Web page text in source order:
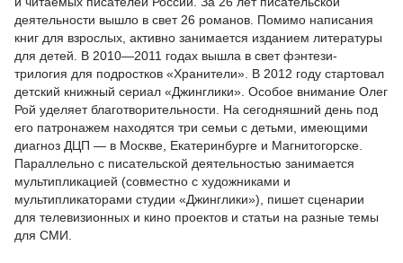
деятельности вышло в свет 26 романов. Помимо написания
книг для взрослых, активно занимается изданием литературы
для детей. В 2010—2011 годах вышла в свет фэнтези-
трилогия для подростков «Хранители». В 2012 году стартовал
детский книжный сериал «Джинглики». Особое внимание Олег
Рой уделяет благотворительности. На сегодняшний день под
его патронажем находятся три семьи с детьми, имеющими
диагноз ДЦП — в Москве, Екатеринбурге и Магнитогорске.
Параллельно с писательской деятельностью занимается
мультипликацией (совместно с художниками и
мультипликаторами студии «Джинглики»), пишет сценарии
для телевизионных и кино проектов и статьи на разные темы
для СМИ.